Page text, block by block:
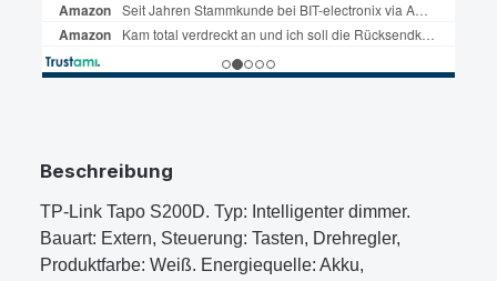
Beschreibung
TP-Link Tapo S200D. Typ: Intelligenter dimmer.
Bauart: Extern, Steuerung: Tasten, Drehregler,
Produktfarbe: Weiß. Energiequelle: Akku,